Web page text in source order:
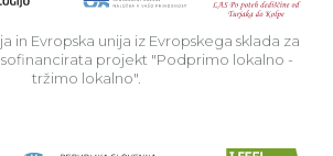
in Evropska unija iz Evropskega sklada za
projekt "Podprimo lokalno -
tržimo lokalno".